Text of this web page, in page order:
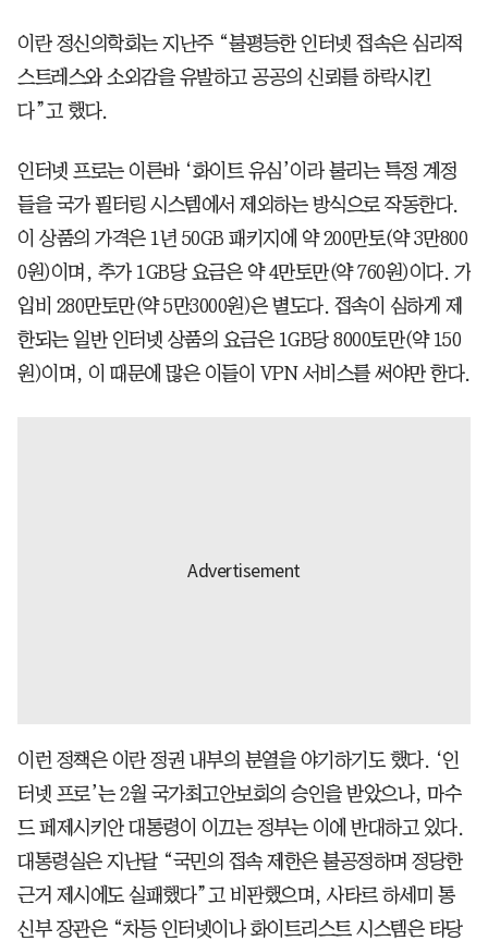
이란 정신의학회는 지난주 “불평등한 인터넷 접속은 심리적
스트레스와 소외감을 유발하고 공공의 신뢰를 하락시킨
다”고 했다.
인터넷 프로는 이른바 ‘화이트 유심’이라 불리는 특정 계정
들을 국가 필터링 시스템에서 제외하는 방식으로 작동한다.
이 상품의 가격은 1년 50GB 패키지에 약 200만토(약 3만800
0원)이며, 추가 1GB당 요금은 약 4만토만(약 760원)이다. 가
입비 280만토만(약 5만3000원)은 별도다. 접속이 심하게 제
한되는 일반 인터넷 상품의 요금은 1GB당 8000토만(약 150
원)이며, 이 때문에 많은 이들이 VPN 서비스를 써야만 한다.
이런 정책은 이란 정권 내부의 분열을 야기하기도 했다. ‘인
터넷 프로’는 2월 국가최고안보회의 승인을 받았으나, 마수
드 페제시키안 대통령이 이끄는 정부는 이에 반대하고 있다.
대통령실은 지난달 “국민의 접속 제한은 불공정하며 정당한
근거 제시에도 실패했다”고 비판했으며, 사타르 하세미 통
신부 장관은 “차등 인터넷이나 화이트리스트 시스템은 타당